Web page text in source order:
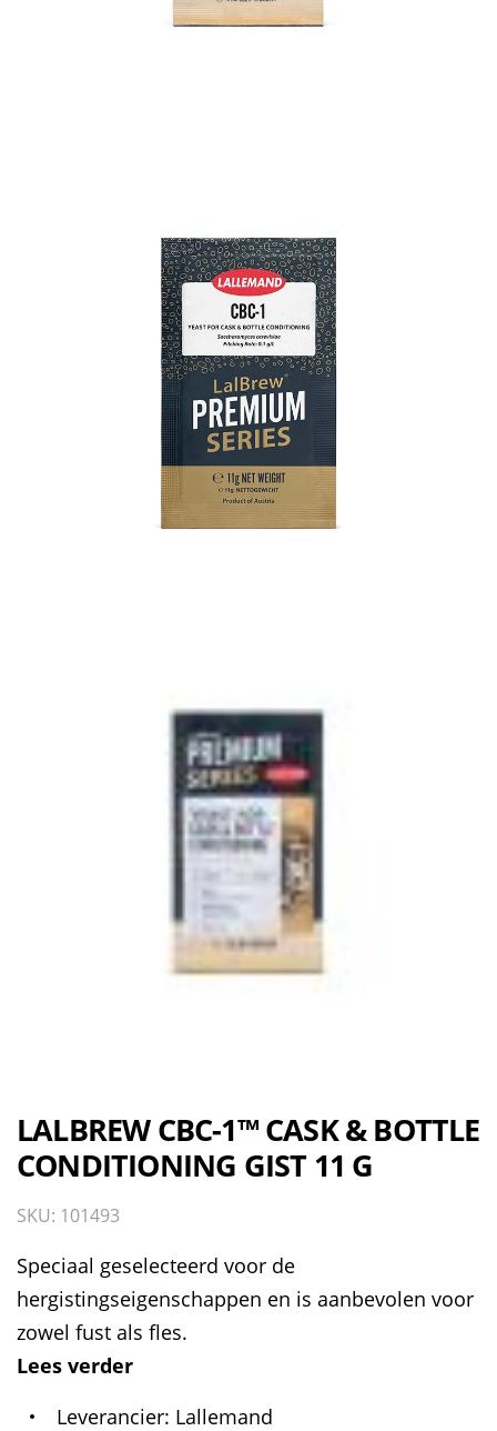
LALBREW CBC-1™ CASK & BOTTLE
CONDITIONING GIST 11 G
SKU: 101493
Speciaal geselecteerd voor de
hergistingseigenschappen en is aanbevolen voor
zowel fust als fles.
Lees verder
Leverancier Lallemand